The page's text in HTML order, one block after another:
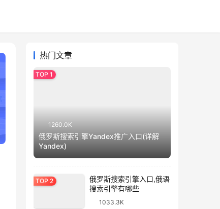
热门文章
1260.0K
俄罗斯搜索引擎Yandex推广入口(详解
Yandex)
俄罗斯搜索引擎入口,俄语
搜索引擎有哪些
1033.3K